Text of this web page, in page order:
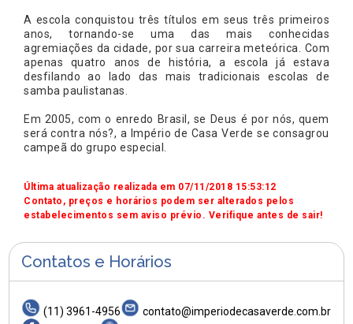
A escola conquistou três títulos em seus três primeiros
anos, tornando-se uma das mais conhecidas
agremiações da cidade, por sua carreira meteórica. Com
apenas quatro anos de história, a escola já estava
desfilando ao lado das mais tradicionais escolas de
samba paulistanas.
Em 2005, com o enredo Brasil, se Deus é por nós, quem
será contra nós?, a Império de Casa Verde se consagrou
campeã do grupo especial.
Última atualização realizada em 07/11/2018 15:53:12
Contato, preços e horários podem ser alterados pelos
estabelecimentos sem aviso prévio. Verifique antes de sair!
Contatos e Horários
(11) 3961-4956
contato@imperiodecasaverde.com.br